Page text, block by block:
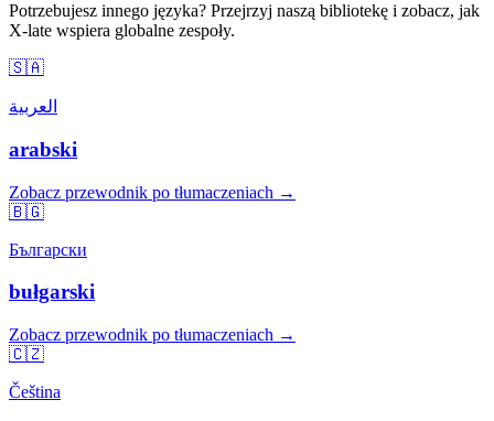
Potrzebujesz innego języka? Przejrzyj naszą bibliotekę i zobacz, jak
X-late wspiera globalne zespoły.
🇸🇦
العربية
arabski
Zobacz przewodnik po tłumaczeniach →
🇧🇬
Български
bułgarski
Zobacz przewodnik po tłumaczeniach →
🇨🇿
Čeština